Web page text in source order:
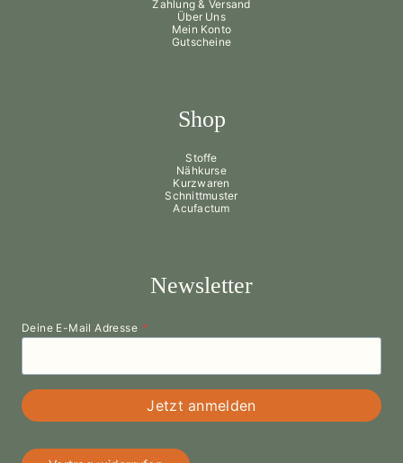
Zahlung & Versand
Über Uns
Mein Konto
Gutscheine
Shop
Stoffe
Nähkurse
Kurzwaren
Schnittmuster
Acufactum
Newsletter
Deine E-Mail Adresse *
Jetzt anmelden